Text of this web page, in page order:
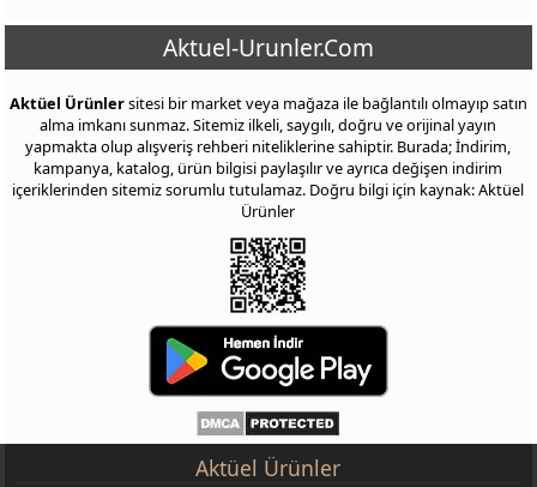
Aktuel-Urunler.Com
Aktüel Ürünlersitesi bir market veya mağaza ile bağlantılı olmayıp satın
alma imkanı sunmaz. Sitemiz ilkeli, saygılı, doğru ve orijinal yayın
yapmakta olup alışveriş rehberi niteliklerine sahiptir. Burada; İndirim,
kampanya, katalog, ürün bilgisi paylaşılır ve ayrıca değişen indirim
içeriklerinden sitemiz sorumlu tutulamaz. Doğru bilgi için kaynak: Aktüel
Ürünler
Aktüel Ürünler